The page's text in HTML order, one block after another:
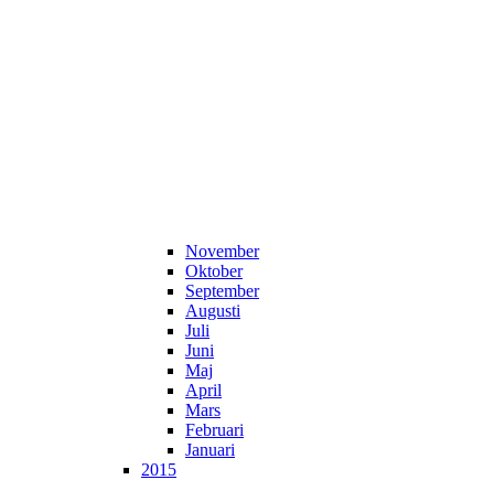
November
Oktober
September
Augusti
Juli
Juni
Maj
April
Mars
Februari
Januari
2015